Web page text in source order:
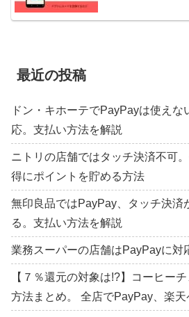
最近の投稿
ドン・キホーテでPayPayは使えな
応。支払い方法を解説
ニトリの店舗ではタッチ決済不可
得にポイントを貯める方法
無印良品ではPayPay、タッチ決済
る。支払い方法を解説
業務スーパーの店舗はPayPayに
【７％還元の対象は!?】コーヒー
方法まとめ。 全店でPayPay、楽